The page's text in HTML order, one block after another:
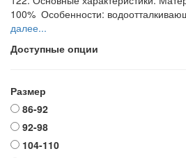
100% Особенности:
далее...
Доступные опции
Размер
86-92
92-98
104-110